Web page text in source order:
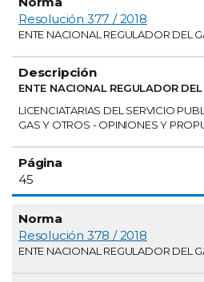
Resolución 377 / 2018
ENTE NACIONAL REGULADOR DEL
ENTE NACIONAL REGULADOR
LICENCIATARIAS DEL SERVICIO
GAS Y OTROS - OPINIONES Y
45
Resolución 378 / 2018
ENTE NACIONAL REGULADOR DEL